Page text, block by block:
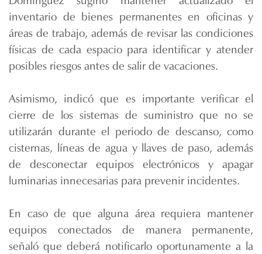
inventario de bienes permanentes en oficinas y
áreas de trabajo, además de revisar las condiciones
físicas de cada espacio para identificar y atender
posibles riesgos antes de salir de vacaciones.
Asimismo, indicó que es importante verificar el
cierre de los sistemas de suministro que no se
utilizarán durante el periodo de descanso, como
cisternas, líneas de agua y llaves de paso, además
de desconectar equipos electrónicos y apagar
luminarias innecesarias para prevenir incidentes.
En caso de que alguna área requiera mantener
equipos conectados de manera permanente,
señaló que deberá notificarlo oportunamente a la